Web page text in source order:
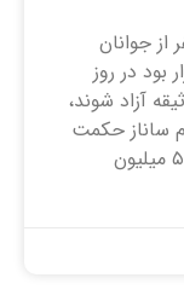
از جوانان
بود در روز
قرار وثیقه آزاد شوند،
ساناز حکمت
شعار با تودیع قرار وثیقه ۱ میلیارد و ۵۰۰ میلیون